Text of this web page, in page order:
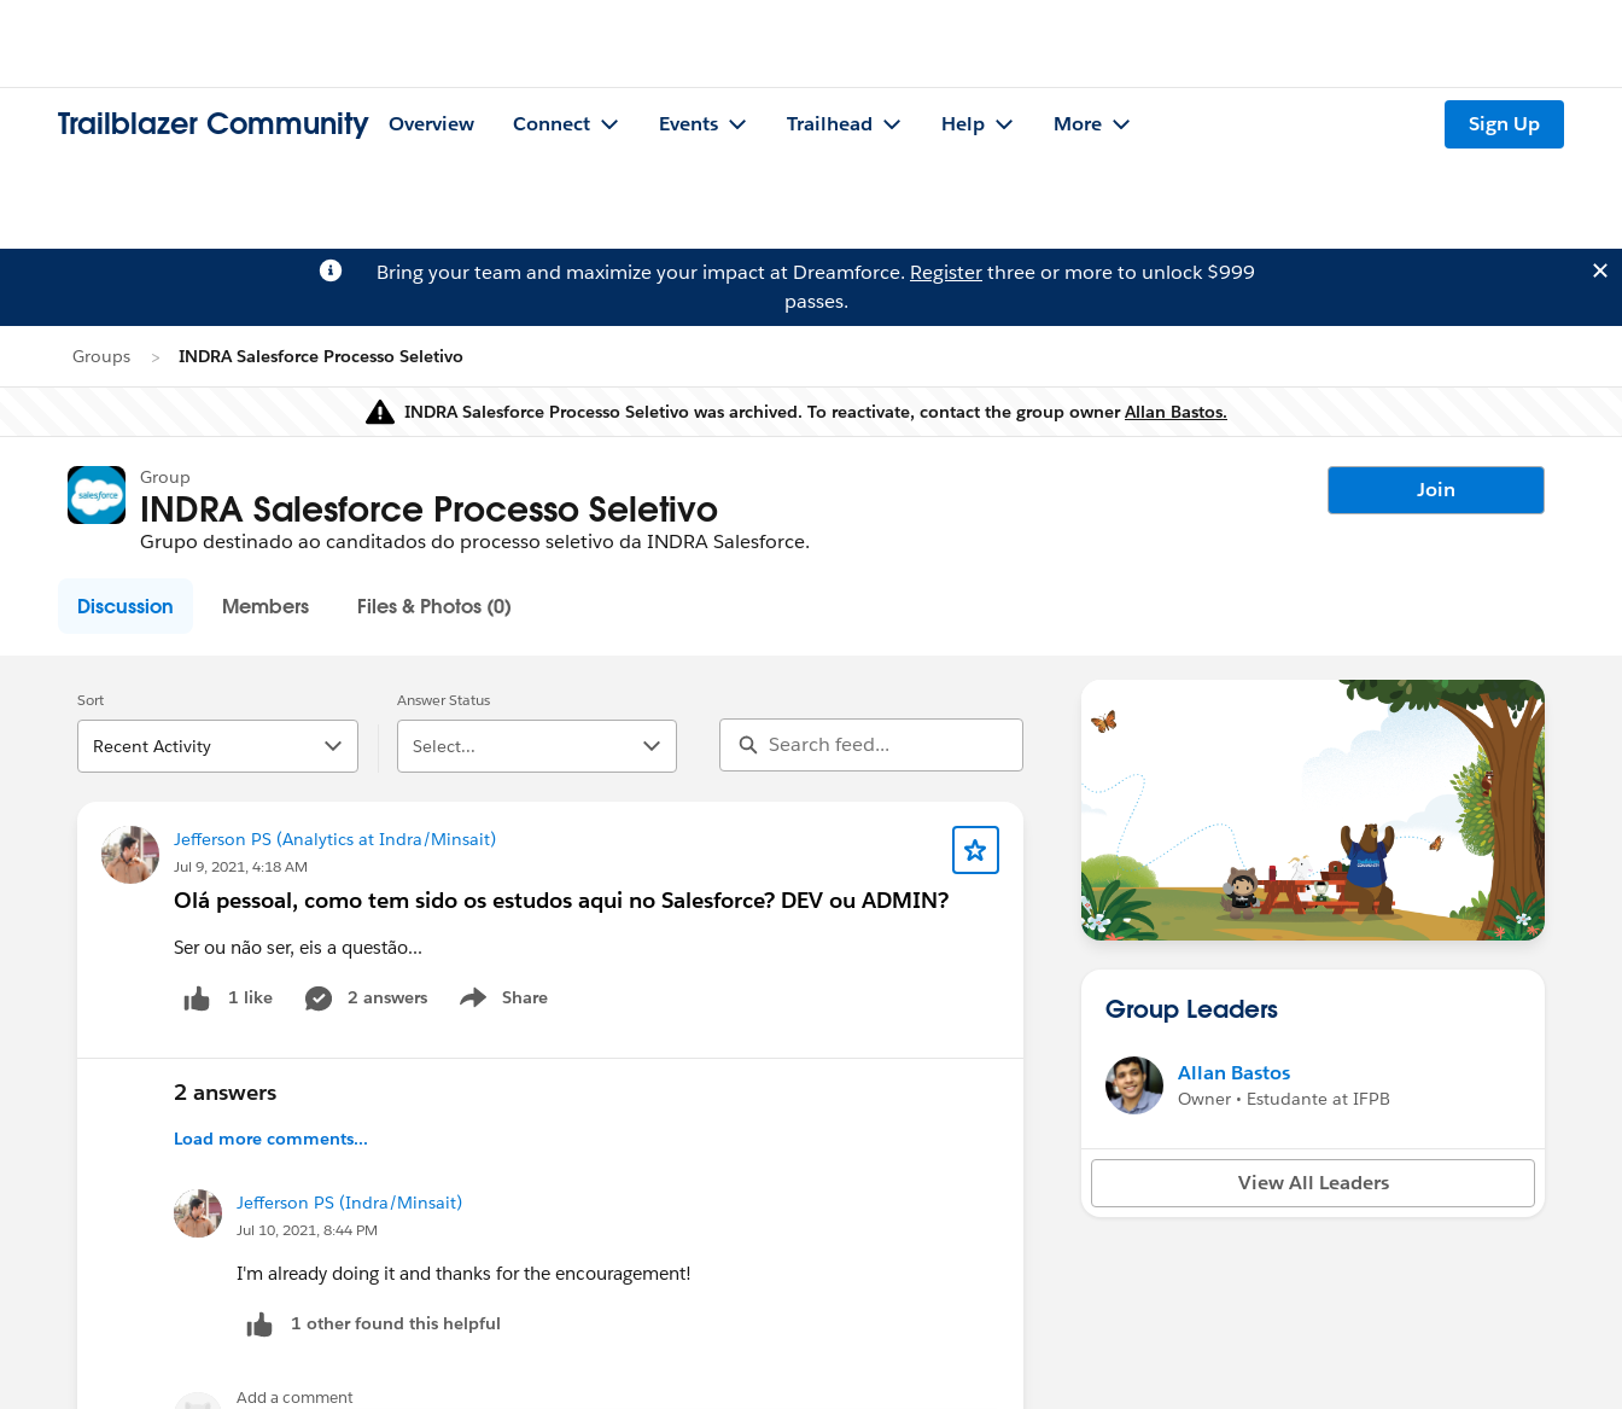
Trailblazer Community Overview Connect Events Trailhead Help More Sign Up
Bring your team and maximize your impact at Dreamforce. Registerthree or more to unlock $999
passes.
Groups INDRA Salesforce Processo Seletivo
Warning
INDRA Salesforce Processo Seletivo was archived. To reactivate, contact the group ownerAllan Bastos.
Group
INDRA Salesforce Processo Seletivo
Grupo destinado ao canditados do processo seletivo da INDRA Salesforce.
Join
Discussion Members Files & Photos (0)
Sort
Recent Activity
Answer Status
Select...
Jefferson PS (Analytics at Indra/Minsait)
Jul 9, 2021, 4:18 AM
Olá pessoal, como tem sido os estudos aqui no Salesforce? DEV ou ADMIN?
Ser ou não ser, eis a questão...
1 like 2 answers Share
Show menu
2 answers
Load more comments...
Jefferson PS (Indra/Minsait)
Jul 10, 2021, 8:44 PM
I'm already doing it and thanks for the encouragement!
1 other found this helpful
Add a comment
Group Leaders
Allan Bastos
Owner • Estudante at IFPB
View All Leaders